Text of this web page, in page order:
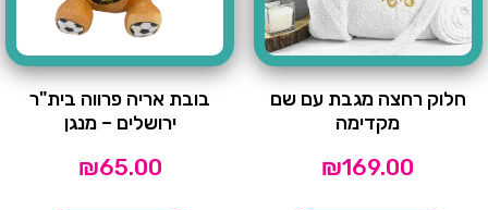
חלוק רחצה מגבת עם שם
מקדימה
₪169.00
בובת אריה פרווה בית"ר
ירושלים – מנגן
₪65.00